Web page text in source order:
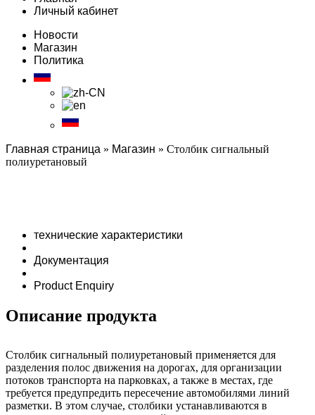
Личный кабинет
Новости
Магазин
Политика
Главная страница » Магазин » Столбик сигнальный
полиуретановый
технические характеристики
Документация
Product Enquiry
Описание продукта
Столбик сигнальный полиуретановый применяется для
разделения полос движения на дорогах, для организации
потоков транспорта на парковках, а также в местах, где
требуется предупредить пересечение автомобилями линий
разметки. В этом случае, столбики устанавливаются в